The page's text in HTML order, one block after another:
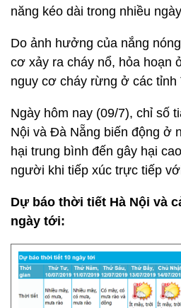
năng kéo dài trong nhiều
Do ảnh hưởng của nắng
cơ xảy ra cháy nổ, hỏa hoạn
nguy cơ cháy rừng ở các tỉnh
Ngày hôm nay (09/7), chỉ số
Nội và Đà Nẵng biến động ở
hại trung bình đến gây hại
người khi tiếp xúc trực tiếp
Dự báo thời tiết Hà Nội và
ngày tới: